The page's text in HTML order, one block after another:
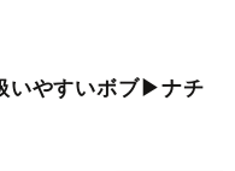
いやすいボブ▶ナチ